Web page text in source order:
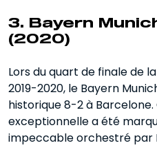
3. Bayern
(2020)
Lors du quart de finale de
2019-2020, le Bayern
historique 8-2 à
exceptionnelle a été
impeccable orchestré par